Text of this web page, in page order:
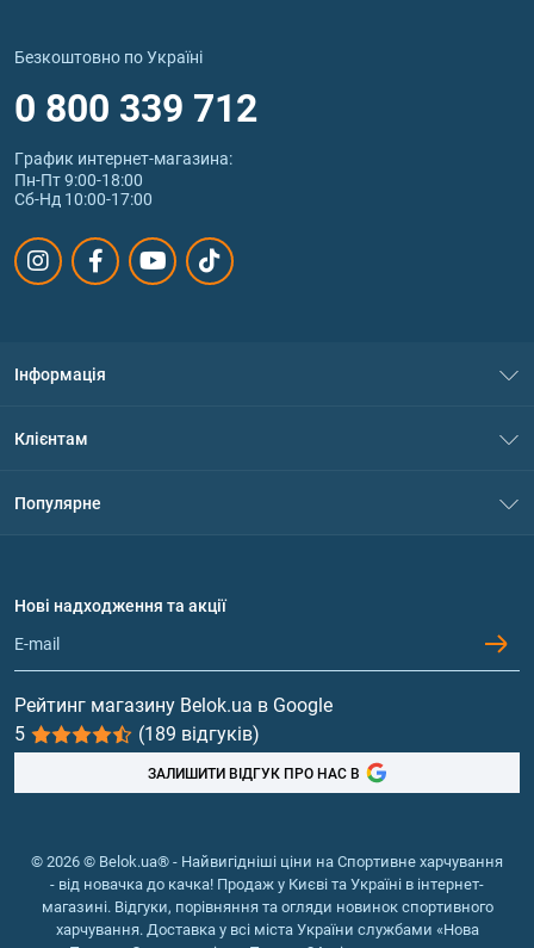
Безкоштовно по Україні
0 800 339 712
График интернет‑магазина:
Пн-Пт 9:00-18:00
Сб-Нд 10:00-17:00
Інформація
Політика конфіденційності
Обмін та повернення
Клієнтам
Популярне
Протеїн
Гейнери
Вітаміни та мінерали
Риб'ячий жир, жирні кислоти
Нові надходження та акції
Рейтинг магазину Belok.ua в Google
5
(189 відгуків)
ЗАЛИШИТИ ВІДГУК ПРО НАС В
© 2026 © Belok.ua® - Найвигідніші ціни на Спортивне харчування
- від новачка до качка! Продаж у Києві та Україні в інтернет-
магазині. Відгуки, порівняння та огляди новинок спортивного
харчування. Доставка у всі міста України службами «Нова